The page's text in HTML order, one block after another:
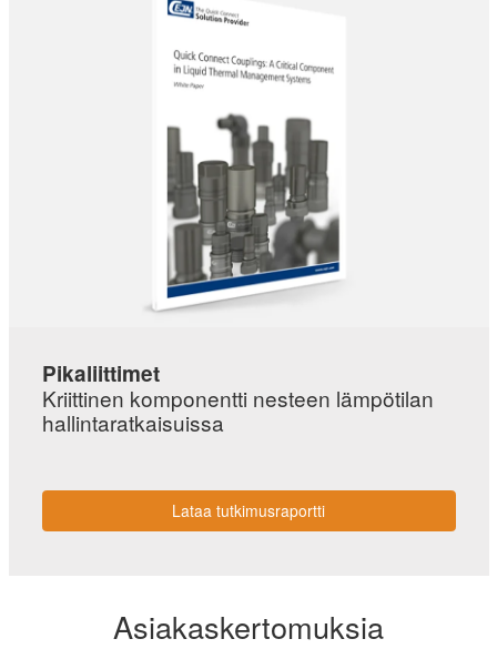
Pikaliittimet
Kriittinen komponentti nesteen lämpötilan
hallintaratkaisuissa
Lataa tutkimusraportti
Asiakaskertomuksia